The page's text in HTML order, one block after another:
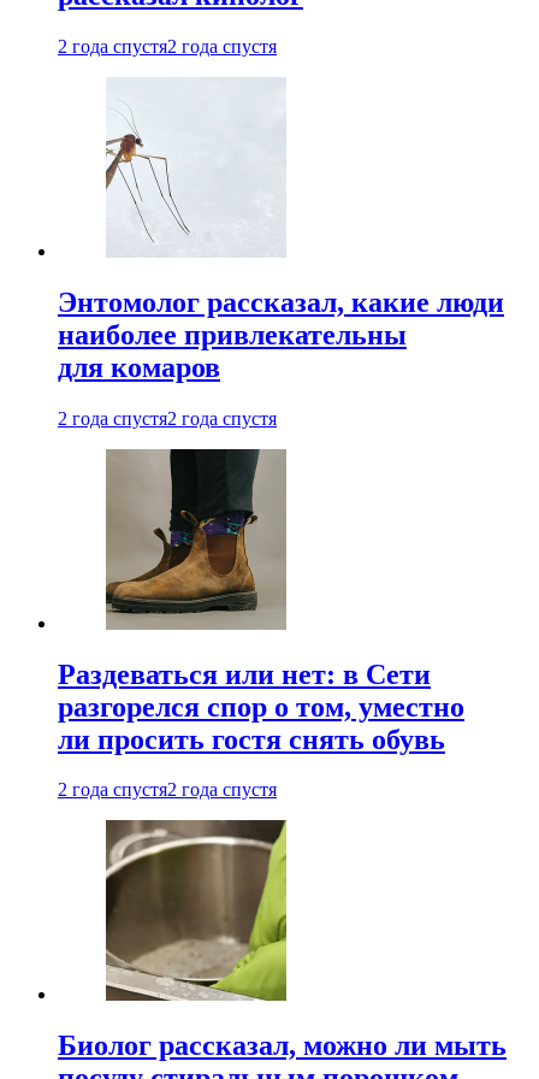
2 года спустя2 года спустя
Энтомолог рассказал, какие люди
наиболее привлекательны
для комаров
2 года спустя2 года спустя
Раздеваться или нет: в Сети
разгорелся спор о том, уместно
ли просить гостя снять обувь
2 года спустя2 года спустя
Биолог рассказал, можно ли мыть